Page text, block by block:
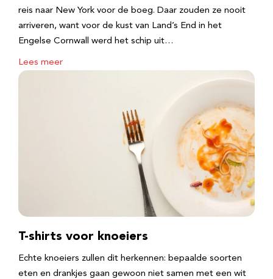
reis naar New York voor de boeg. Daar zouden ze nooit
arriveren, want voor de kust van Land’s End in het
Engelse Cornwall werd het schip uit…
Lees meer
T-shirts voor knoeiers
Echte knoeiers zullen dit herkennen: bepaalde soorten
eten en drankjes gaan gewoon niet samen met een wit